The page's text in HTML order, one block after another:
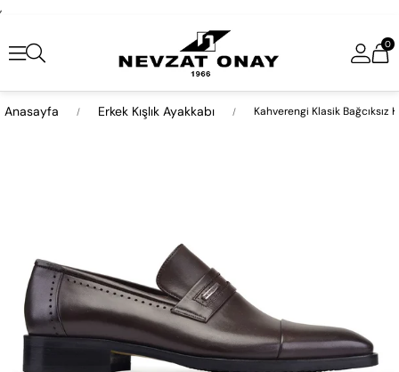
,
0
Anasayfa Erkek Kışlık Ayakkabı Kahverengi Klasik Bağcıksız